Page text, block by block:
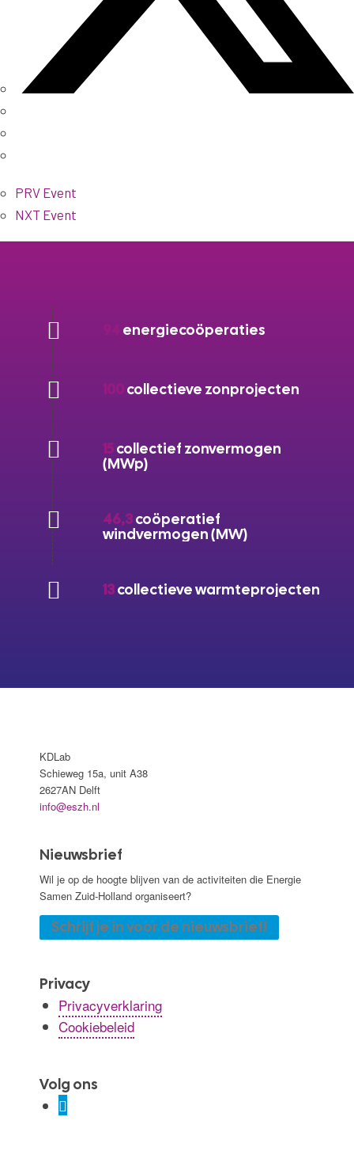
PRV Event
NXT Event
energiecoöperaties
100collectieve zonprojecten
15collectief zonvermogen
(MWp)
46,3coöperatief
windvermogen (MW)
13collectieve warmteprojecten
KDLab
Schieweg 15a, unit A38
2627AN Delft
info@eszh.nl
Nieuwsbrief
Wil je op de hoogte blijven van de activiteiten die Energie
Samen Zuid-Holland organiseert?
Schrijf je in voor de nieuwsbrief!
Privacy
Privacyverklaring
Cookiebeleid
Volg ons